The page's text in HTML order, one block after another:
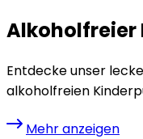
Alkoholfreier
Entdecke unser
alkoholfreien
Mehr anzeigen